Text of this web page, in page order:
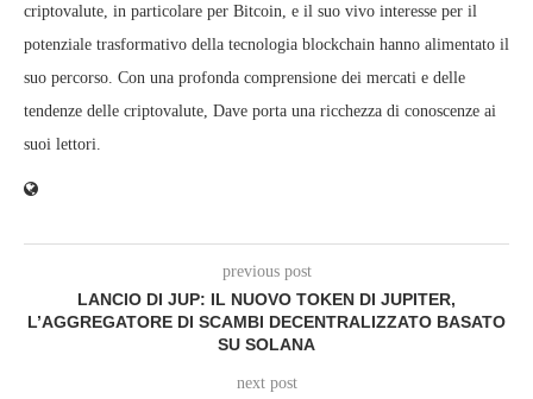
criptovalute, in particolare per Bitcoin, e il suo vivo interesse per il
potenziale trasformativo della tecnologia blockchain hanno alimentato il
suo percorso. Con una profonda comprensione dei mercati e delle
tendenze delle criptovalute, Dave porta una ricchezza di conoscenze ai
suoi lettori.
previous post
LANCIO DI JUP: IL NUOVO TOKEN DI JUPITER,
L’AGGREGATORE DI SCAMBI DECENTRALIZZATO BASATO
SU SOLANA
next post